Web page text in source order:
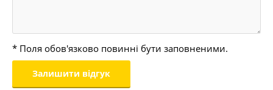
* Поля обов'язково повинні бути заповненими.